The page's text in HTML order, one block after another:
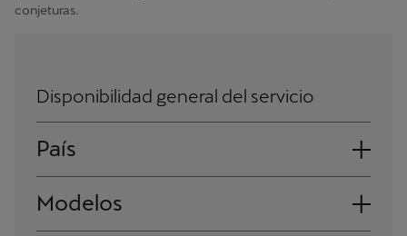
conjeturas.
Disponibilidad general del servicio
País
Modelos